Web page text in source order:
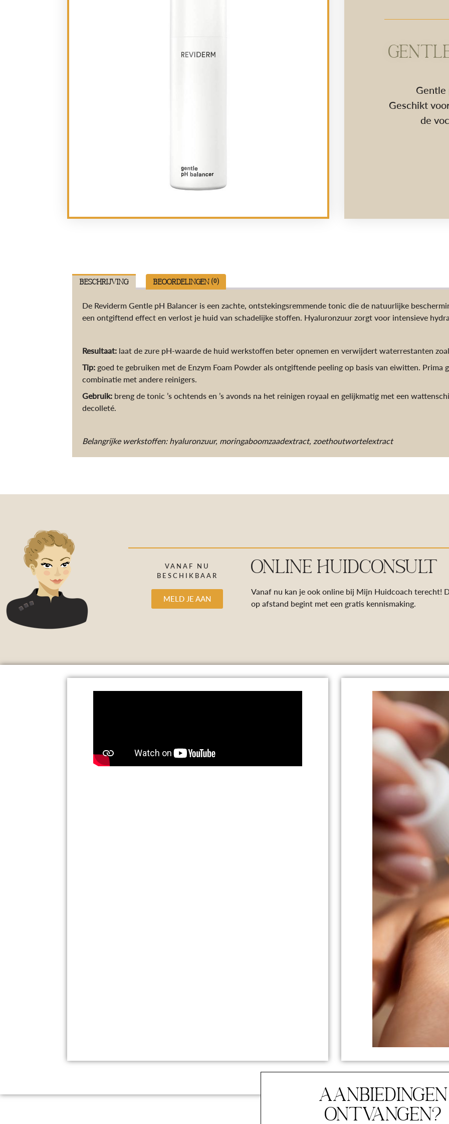
Gentle
Geschikt
de
Beschrijving Beoordelingen (0)
De Reviderm Gentle pH Balancer is een zachte, ontstekingsremmende tonic die de natuurlijke
een ontgiftend effect en verlost je huid van schadelijke stoffen. Hyaluronzuur zorgt voor intensieve
Resultaat: laat de zure pH-waarde de huid werkstoffen beter opnemen en verwijdert waterrestanten
Tip: goed te gebruiken met de Enzym Foam Powder als ontgiftende peeling op basis van eiwitten. Prima
combinatie met andere reinigers.
Gebruik: breng de tonic ’s ochtends en ’s avonds na het reinigen royaal en gelijkmatig met een
decolleté.
Belangrijke werkstoffen: hyaluronzuur, moringaboomzaadextract, zoethoutwortelextract
VANAF NU
BESCHIKBAAR
MELD JE AAN
ONLINE HUIDCONSULT
Vanaf nu kan je ook online bij Mijn Huidcoach terecht!
op afstand begint met een gratis kennismaking.
Aanbiedingen
ontvangen?